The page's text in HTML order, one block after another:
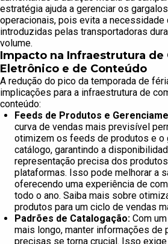
estratégia ajuda a gerenciar os
operacionais, pois evita a
introduzidas pelas transportadoras
volume.
Impacto na Infraestrutura de
Eletrônico e de Conteúdo
A redução do pico da temporada de
implicações para a infraestrutura de
conteúdo:
Feeds de Produtos e
curva de vendas mais previsível
otimizem os feeds de produtos e o
catálogo, garantindo a
representação precisa dos
plataformas. Isso pode melhorar a
oferecendo uma experiência de
todo o ano. Saiba mais sobre
produtos para um ciclo de vendas
Padrões de Catalogação: Com
mais longo, manter informações de
precisas se torna crucial. Isso